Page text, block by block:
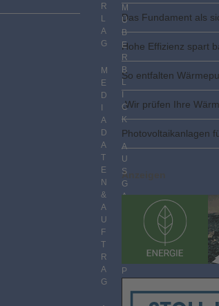
Das Fundament als
Hohe Effizienz spart
So entfalten
„Wir prüfen Ihre
Photovoltaik­­anlagen
Anzeigen
R
L
A
G
M
E
D
A
D
A
T
E
N
&
A
U
F
T
R
A
G
M
Ü
B
E
R
B
L
C
K
A
U
S
G
A
P